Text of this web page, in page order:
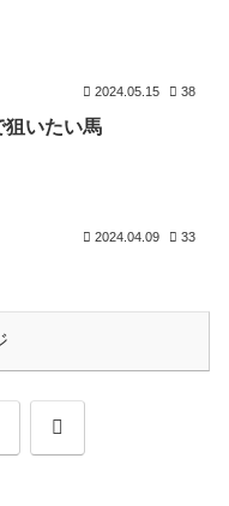
2024.05.15 38
狙いたい馬
2024.04.09 33
次